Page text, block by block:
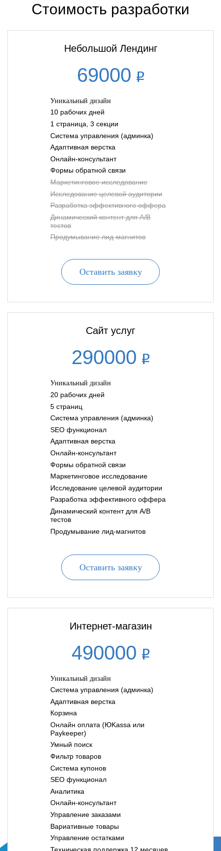
Стоимость разработки
Небольшой Лендинг
69000
Уникальный дизайн
10 рабочих дней
1 страница, 3 секции
Система управления (админка)
Адаптивная верстка
Онлайн-консультант
Формы обратной связи
Маркетинговое исследование
Исследование целевой аудитории
Разработка эффективного оффера
Динамический контент для A/B
тестов
Продумывание лид-магнитов
Оставить заявку
Сайт услуг
290000
Уникальный дизайн
20 рабочих дней
5 страниц
Система управления (админка)
SEO функционал
Адаптивная верстка
Онлайн-консультант
Формы обратной связи
Маркетинговое исследование
Исследование целевой аудитории
Разработка эффективного оффера
Динамический контент для A/B
тестов
Продумывание лид-магнитов
Оставить заявку
Интернет-магазин
490000
Уникальный дизайн
Система управления (админка)
Адаптивная верстка
Корзина
Онлайн оплата (ЮKassa или
Paykeeper)
Умный поиск
Фильтр товаров
Система купонов
SEO функционал
Аналитика
Онлайн-консультант
Управление заказами
Вариативные товары
Управление остатками